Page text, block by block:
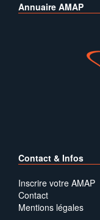
Annuaire AMAP
Contact & Infos
Inscrire votre AMAP
Contact
Mentions légales